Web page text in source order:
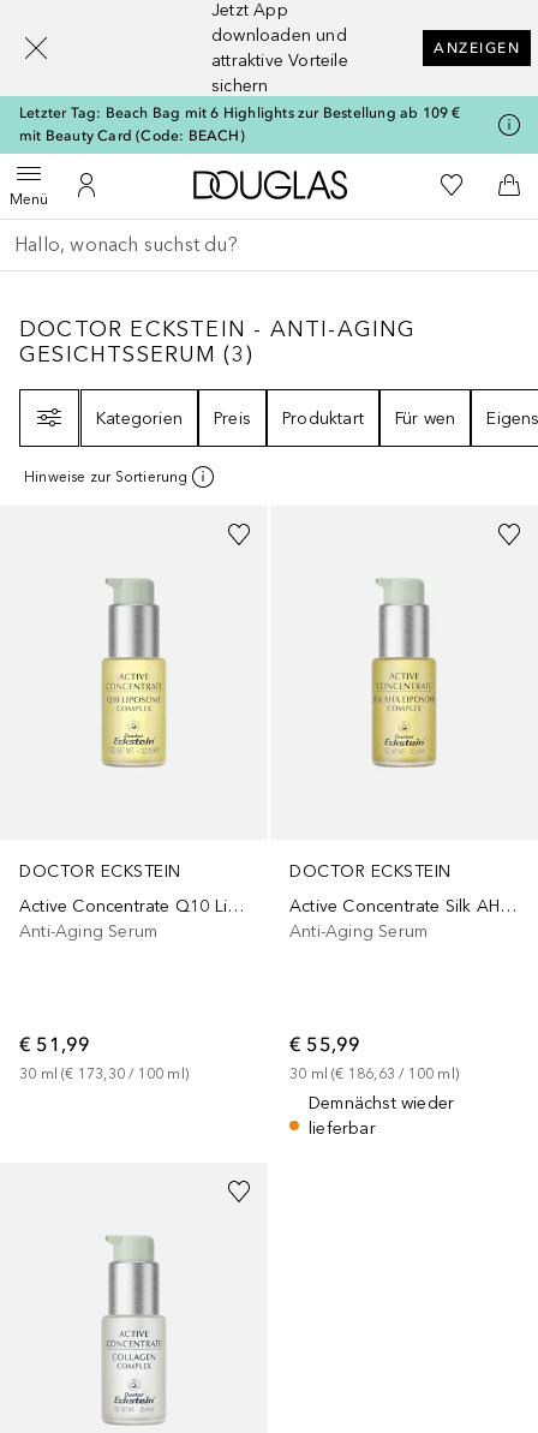
Jetzt App
downloaden und
attraktive Vorteile
sichern
ANZEIGEN
Letzter Tag: Beach Bag mit 6 Highlights zur Bestellung ab 109 €
mit Beauty Card (Code: BEACH)
MenüMenü öffnenZu Meinem Kundenkonto
Zur Douglas Startseite
Zu Meiner
Gehe zurück
Suche ausführen
DOCTOR ECKSTEIN - ANTI-AGING
DOCTOR ECKSTEIN - ANTI-AGING
GESICHTSSERUM (3)
Kategorien
Preis Produktart Für wen
Hinweise zur Sortierung
DOCTOR ECKSTEIN
Active Concentrate Q10 Liposome Complex
Anti-Aging Serum
€ 51,99
30 ml (€ 173,30 / 100 ml )
DOCTOR ECKSTEIN
Active Concentrate Silk AHA Liposome Complex
Anti-Aging Serum
€ 55,99
30 ml (€ 186,63 / 100 ml )
Demnächst wieder
lieferbar
[navigation.slideout.screenreader]